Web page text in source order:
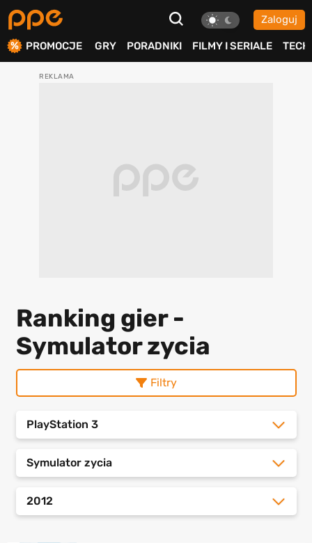
Zaloguj
PROMOCJE GRY PORADNIKI FILMY I SERIALE TECH
Ranking gier -
Symulator zycia
Filtry
PlayStation 3
Symulator zycia
2012